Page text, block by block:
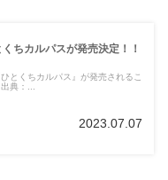
ちカルパスが発売決定！！
とくちカルパス』が発売されるこ
典：...
2023.07.07